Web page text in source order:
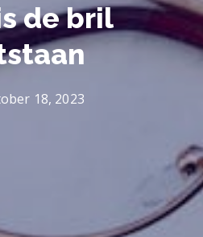
de bril
18, 2023